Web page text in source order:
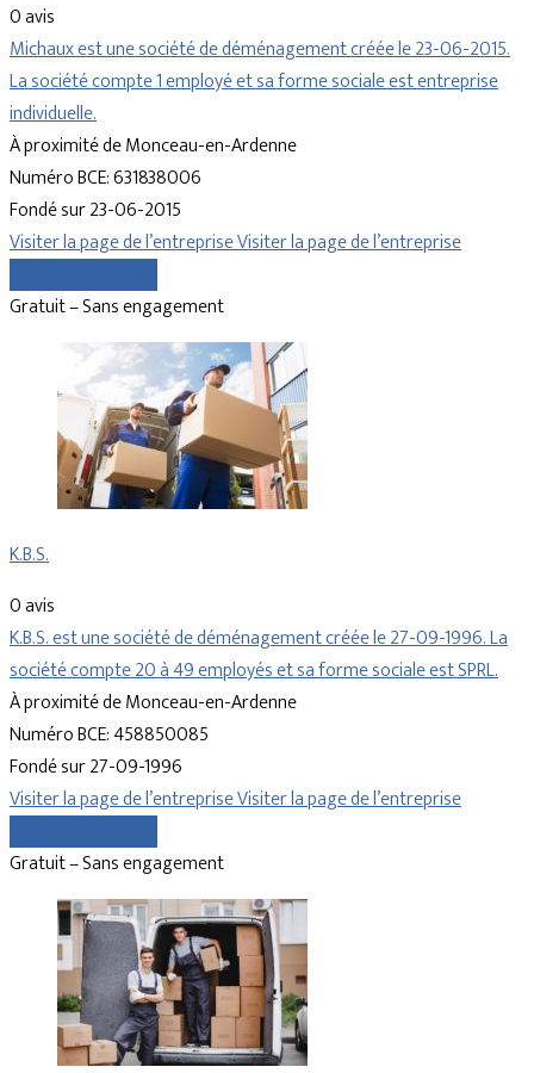
0 avis
Michaux est une société de déménagement créée le 23-06-2015.
La société compte 1 employé et sa forme sociale est entreprise
individuelle.
À proximité de Monceau-en-Ardenne
Numéro BCE: 631838006
Fondé sur 23-06-2015
Visiter la page de l’entrepriseVisiter la page de l’entreprise
Gratuit – Sans engagement
K.B.S.
0 avis
K.B.S. est une société de déménagement créée le 27-09-1996. La
société compte 20 à 49 employés et sa forme sociale est SPRL.
À proximité de Monceau-en-Ardenne
Numéro BCE: 458850085
Fondé sur 27-09-1996
Visiter la page de l’entrepriseVisiter la page de l’entreprise
Gratuit – Sans engagement